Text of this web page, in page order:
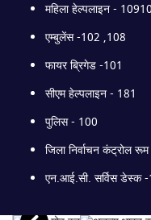
महिला हेल्पलाइन - 10910
एम्बुलेंस -102 ,108
फायर ब्रिगेड -101
सीएम हेल्पलाइन - 181
पुलिस - 100
जिला निर्वाचन कंट्रोल
एन.आई.सी. सर्विस डेस्क